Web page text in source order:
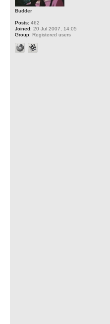
Budder
Posts: 462
Joined: 20 Jul 2007, 14:05
Group: Registered users